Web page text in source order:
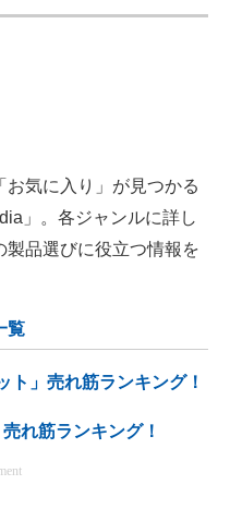
お気に入り」が見つかる
」。各ジャンルに詳し
製品選びに役立つ情報を
覧
」売れ筋ランキング！
れ筋ランキング！